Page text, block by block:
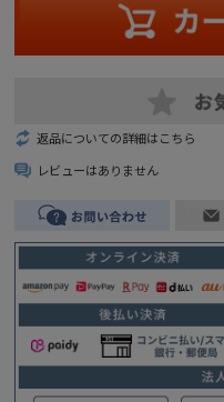
返品についての詳細はこちら
レビューはありません